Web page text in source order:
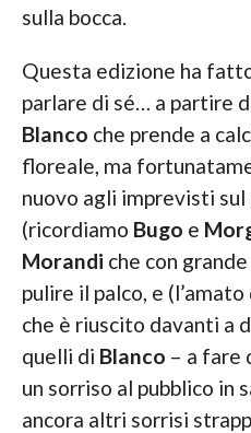
sulla bocca.
Questa edizione ha
parlare di sé… a partire
Blanco che prende a
floreale, ma
nuovo agli imprevisti sul
(ricordiamo Bugo e
Morandi che con
pulire il palco, e
che è riuscito davanti a
quelli di Blanco – a fare
un sorriso al pubblico in
ancora altri sorrisi